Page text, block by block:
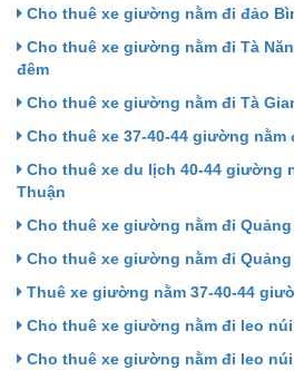
Cho thuê xe giường nằm đi đảo
Cho thuê xe giường nằm đi Tà
đêm
Cho thuê xe giường nằm đi Tà
Cho thuê xe 37-40-44 giường nằm
Cho thuê xe du lịch 40-44 giường
Thuận
Cho thuê xe giường nằm đi Quảng
Cho thuê xe giường nằm đi Quảng
Thuê xe giường nằm 37-40-44
Cho thuê xe giường nằm đi leo
Cho thuê xe giường nằm đi leo